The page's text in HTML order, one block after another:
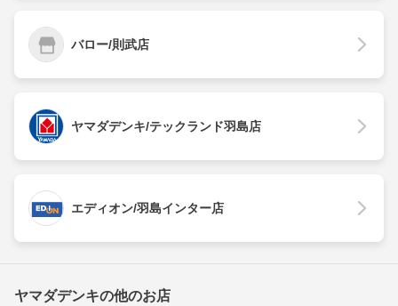
バロー/則武店
ヤマダデンキ/テックランド羽島店
エディオン/羽島インター店
ヤマダデンキの他のお店